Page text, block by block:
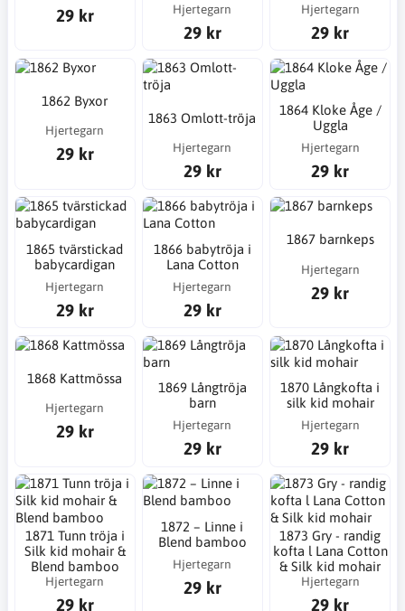
29 kr Hjertegarn
29 kr
Hjertegarn
29 kr
1862 Byxor
Hjertegarn
29 kr
1863 Omlott-tröja
Hjertegarn
29 kr
1864 Kloke Åge /
Uggla
Hjertegarn
29 kr
1865 tvärstickad
babycardigan
Hjertegarn
29 kr
1866 babytröja i
Lana Cotton
Hjertegarn
29 kr
1867 barnkeps
Hjertegarn
29 kr
1868 Kattmössa
Hjertegarn
29 kr
1869 Långtröja
barn
Hjertegarn
29 kr
1870 Långkofta i
silk kid mohair
Hjertegarn
29 kr
1871 Tunn tröja i
Silk kid mohair &
Blend bamboo
Hjertegarn
29 kr
1872 – Linne i
Blend bamboo
Hjertegarn
29 kr
1873 Gry - randig
kofta l Lana Cotton
& Silk kid mohair
Hjertegarn
29 kr